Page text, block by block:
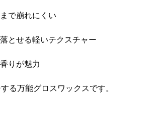
で崩れにくい
とせる軽いテクスチャー
りが魅力
る万能グロスワックスです。